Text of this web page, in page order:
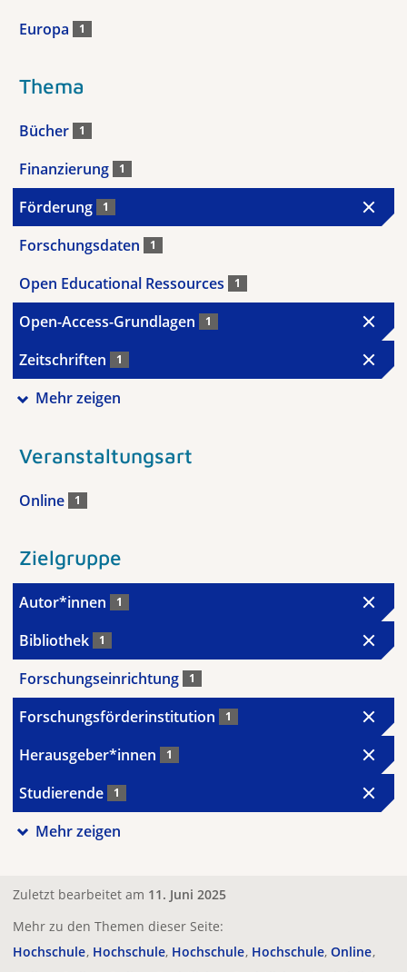
Europa 1
Thema
Bücher 1
Finanzierung 1
Förderung 1
Forschungsdaten 1
Open Educational Ressources 1
Open-Access-Grundlagen 1
Zeitschriften 1
Mehr zeigen
Veranstaltungsart
Online 1
Zielgruppe
Autor*innen 1
Bibliothek 1
Forschungseinrichtung 1
Forschungsförderinstitution 1
Herausgeber*innen 1
Studierende 1
Mehr zeigen
Zuletzt bearbeitet am 11. Juni 2025
Mehr zu den Themen dieser Seite:
Hochschule Hochschule Hochschule Hochschule Online